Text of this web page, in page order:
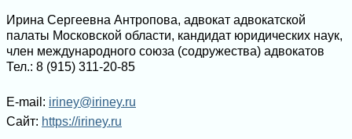
Ирина Сергеевна Антропова, адвокат адвокатской
палаты Московской области, кандидат юридических наук,
член международного союза (содружества) адвокатов
Тел.: 8 (915) 311-20-85
E-mail: iriney@iriney.ru
Сайт: https://iriney.ru